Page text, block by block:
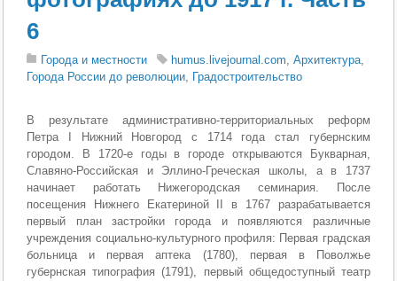
6
Города и местности humus.livejournal.com,Архитектура,
Города России до революции, Градостроительство
В результате административно-территориальных реформ
Петра I Нижний Новгород с 1714 года стал губернским
городом. В 1720-е годы в городе открываются Букварная,
Славяно-Российская и Эллино-Греческая школы, а в 1737
начинает работать Нижегородская семинария. После
посещения Нижнего Екатериной II в 1767 разрабатывается
первый план застройки города и появляются различные
учреждения социально-культурного профиля: Первая градская
больница и первая аптека (1780), первая в Поволжье
губернская типография (1791), первый общедоступный театр